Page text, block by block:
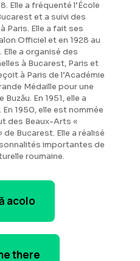
Elle a fréquenté l’École
et a suivi des
Paris. Elle a fait ses
Officiel et en 1928 au
Elle a organisé des
à Bucarest, Paris et
à Paris de l’Académie
Médaille pour une
En 1951, elle a
1950, elle est nommée
des Beaux-Arts «
Bucarest. Elle a réalisé
importantes de
roumaine.
acolo
there